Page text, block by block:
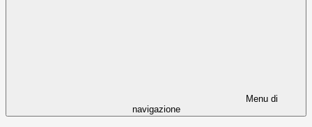
Menu di
navigazione